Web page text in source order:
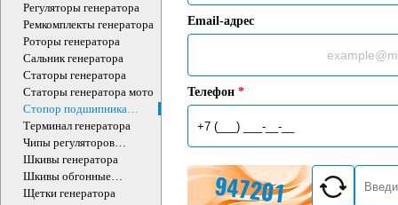
Регуляторы генератора
Ремкомплекты генератора
Роторы генератора
Сальник генератора
Статоры генератора
Статоры генератора мото
Стопор подшипника
генератора
Терминал генератора
Чипы регуляторов
генератора
Шкивы генератора
Шкивы обгонные
генератора
Щетки генератора
Email-адрес
Телефон *